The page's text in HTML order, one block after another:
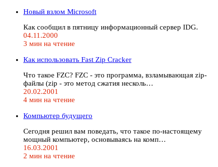
Новый взлом Microsoft
Как сообщил в пятницу информационный сервер IDG.
04.11.2000
3 мин на чтение
Как использовать Fast Zip Cracker
Что такое FZC? FZC - это программа, взламывающая zip-
файлы (zip - это метод сжатия несколь…
20.02.2001
4 мин на чтение
Компьютер будущего
Сегодня решил вам поведать, что такое по-настоящему
мощный компьютер, основываясь на комп…
16.03.2001
2 мин на чтение